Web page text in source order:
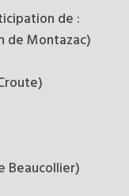
de :
de Montazac)
Beaucollier)